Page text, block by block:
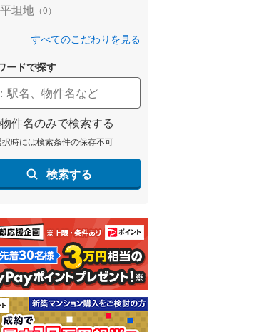
平坦地 （0）
すべてのこだわりを見る
ードで探す
物件名のみで検索する
択時には検索条件の保存不可
検索する